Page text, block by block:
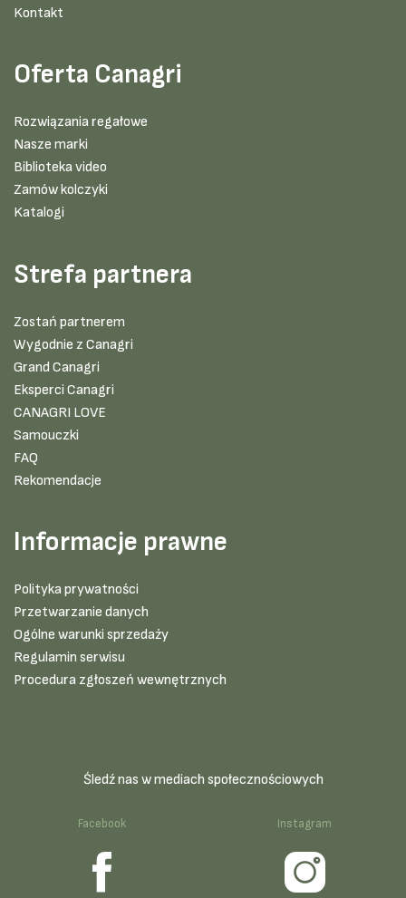
Kontakt
Oferta Canagri
Rozwiązania regałowe
Nasze marki
Biblioteka video
Zamów kolczyki
Katalogi
Strefa partnera
Zostań partnerem
Wygodnie z Canagri
Grand Canagri
Eksperci Canagri
CANAGRI LOVE
Samouczki
FAQ
Rekomendacje
Informacje prawne
Polityka prywatności
Przetwarzanie danych
Ogólne warunki sprzedaży
Regulamin serwisu
Procedura zgłoszeń wewnętrznych
Śledź nas w mediach społecznościowych
Facebook Instagram